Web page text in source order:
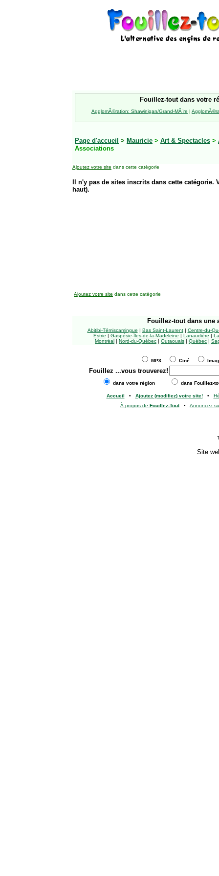
Fouillez-tout dans votre
AgglomÃ©ration: Shawinigan/Grand-MÃ¨re |
Page d'accueil > Mauricie > Art & Spectacles >
Associations
Ajoutez votre site dans cette catégorie
Il n'y pas de sites inscrits dans cette
haut).
Ajoutez votre site dans cette catégorie
Fouillez-tout dans une
Abitibi-Témiscamingue | Bas Saint-Laurent| Centre-du-
Estrie | Gaspésie-Îles-de-la-Madeleine | Lanaudière |
Montréal | Nord-du-Québec | Outaouais | Québec |
MP3 Ciné
Fouillez ...vous trouverez!
dans votre région dans Fouillez-
Accueil • Ajoutez (modifiez) votre site!•
À propos de Fouillez-Tout• Annoncez
Site